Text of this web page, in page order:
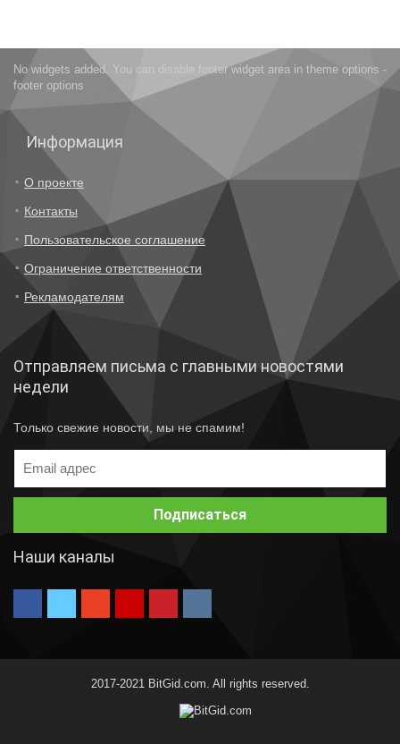
No widgets added. You can disable footer widget area in theme options -
footer options
Информация
О проекте
Контакты
Пользовательское соглашение
Ограничение ответственности
Рекламодателям
Отправляем письма с главными новостями
недели
Только свежие новости, мы не спамим!
Наши каналы
2017-2021 BitGid.com. All rights reserved.